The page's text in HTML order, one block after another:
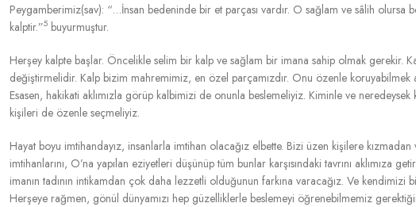
Peygamberimiz(sav): “…İnsan bedeninde bir et parçası vardır. O sağlam ve sâlih
kalptir.”5 buyurmuştur.
Herşey kalpte başlar. Öncelikle selim bir kalp ve sağlam bir imana sahip olmak gerekir.
değiştirmelidir. Kalp bizim mahremimiz, en özel parçamızdır. Onu özenle
Esasen, hakikati aklımızla görüp kalbimizi de onunla beslemeliyiz. Kiminle ve
kişileri de özenle seçmeliyiz.
Hayat boyu imtihandayız, insanlarla imtihan olacağız elbette. Bizi üzen kişilere
imtihanlarını, O’na yapılan eziyetleri düşünüp tüm bunlar karşısındaki tavrını
imanın tadının intikamdan çok daha lezzetli olduğunun farkına varacağız. Ve
Herşeye rağmen, gönül dünyamızı hep güzelliklerle beslemeyi öğrenebilmemiz